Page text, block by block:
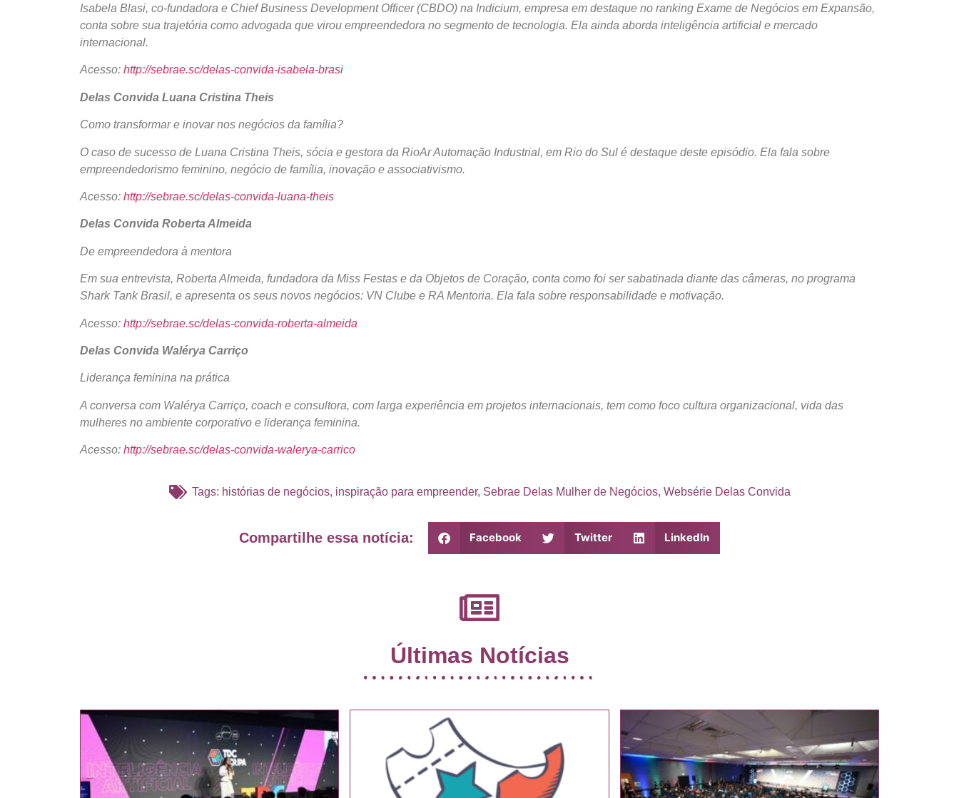
Isabela Blasi, co-fundadora e Chief Business Development Officer (CBDO) na Indicium, empresa em destaque no ranking Exame de Negócios em Expansão,
conta sobre sua trajetória como advogada que virou empreendedora no segmento de tecnologia. Ela ainda aborda inteligência artificial e mercado
internacional.
Acesso: http://sebrae.sc/delas-convida-isabela-brasi
Delas Convida Luana Cristina Theis
Como transformar e inovar nos negócios da família?
O caso de sucesso de Luana Cristina Theis, sócia e gestora da RioAr Automação Industrial, em Rio do Sul é destaque deste episódio. Ela fala sobre
empreendedorismo feminino, negócio de família, inovação e associativismo.
Acesso: http://sebrae.sc/delas-convida-luana-theis
Delas Convida Roberta Almeida
De empreendedora à mentora
Em sua entrevista, Roberta Almeida, fundadora da Miss Festas e da Objetos de Coração, conta como foi ser sabatinada diante das câmeras, no programa
Shark Tank Brasil, e apresenta os seus novos negócios: VN Clube e RA Mentoria. Ela fala sobre responsabilidade e motivação.
Acesso: http://sebrae.sc/delas-convida-roberta-almeida
Delas Convida Walérya Carriço
Liderança feminina na prática
A conversa com Walérya Carriço, coach e consultora, com larga experiência em projetos internacionais, tem como foco cultura organizacional, vida das
mulheres no ambiente corporativo e liderança feminina.
Acesso: http://sebrae.sc/delas-convida-walerya-carrico
Tags: histórias de negócios, inspiração para empreender, Sebrae Delas Mulher de Negócios, Websérie Delas Convida
Compartilhe essa notícia: Facebook Twitter LinkedIn
Últimas Notícias